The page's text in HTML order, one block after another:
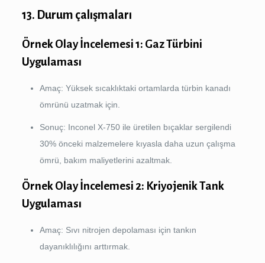
13. Durum çalışmaları
Örnek Olay İncelemesi 1: Gaz Türbini
Uygulaması
Amaç: Yüksek sıcaklıktaki ortamlarda türbin kanadı
ömrünü uzatmak için.
Sonuç: Inconel X-750 ile üretilen bıçaklar sergilendi
30% önceki malzemelere kıyasla daha uzun çalışma
ömrü, bakım maliyetlerini azaltmak.
Örnek Olay İncelemesi 2: Kriyojenik Tank
Uygulaması
Amaç: Sıvı nitrojen depolaması için tankın
dayanıklılığını arttırmak.